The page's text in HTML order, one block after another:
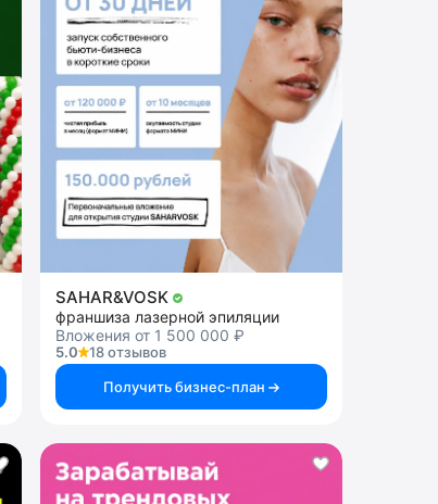
SAHAR&VOSK
франшиза лазерной эпиляции
Вложения от 1 500 000 ₽
5.0
18 отзывов
Получить бизнес-план